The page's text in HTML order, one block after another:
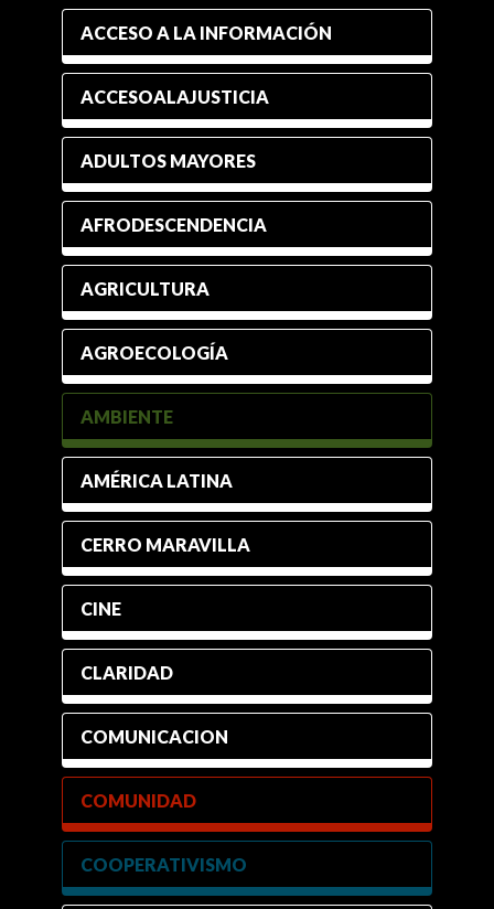
ACCESO A LA INFORMACIÓN
ACCESOALAJUSTICIA
ADULTOS MAYORES
AFRODESCENDENCIA
AGRICULTURA
AGROECOLOGÍA
AMBIENTE
AMÉRICA LATINA
CERRO MARAVILLA
CINE
CLARIDAD
COMUNICACION
COMUNIDAD
COOPERATIVISMO